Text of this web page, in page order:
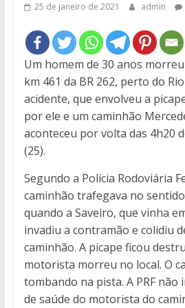
25 de janeiro de 2021 admin
Um homem de 30 anos
km 461 da BR 262, perto do
acidente, que envolveu a
por ele e um caminhão
aconteceu por volta das 4h20
(25).
Segundo a Polícia Rodoviária
caminhão trafegava no
quando a Saveiro, que vinha
invadiu a contramão e colidiu
caminhão. A picape ficou
motorista morreu no local. O
tombando na pista. A PRF
de saúde do motorista do